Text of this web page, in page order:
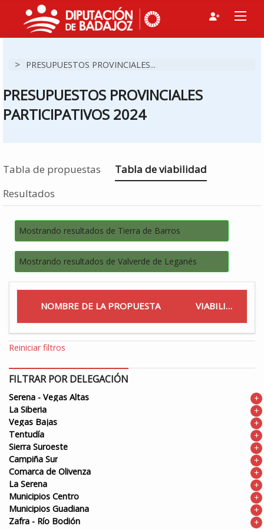
> PRESUPUESTOS PROVINCIALES...
PRESUPUESTOS PROVINCIALES
PARTICIPATIVOS 2024
Tabla de propuestas Estás en
Tabla de viabilidad
Resultados
Mostrando resultados de Tierra de Barros
Mostrando resultados de Valverde de Leganés
NOMBRE DE LA PROPUESTA VIABILIDAD
Reiniciar filtros
FILTRAR POR DELEGACIÓN